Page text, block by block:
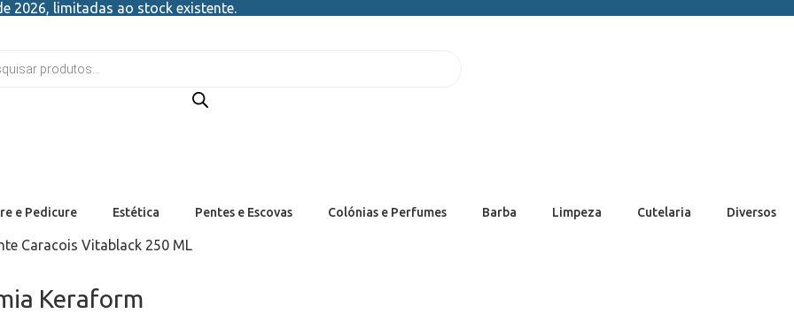
2026, limitadas ao stock existente.
e Pedicure Estética Pentes e Escovas Colónias e Perfumes Barba Limpeza Cutelaria Diversos
Caracois Vitablack 250 ML
Keraform